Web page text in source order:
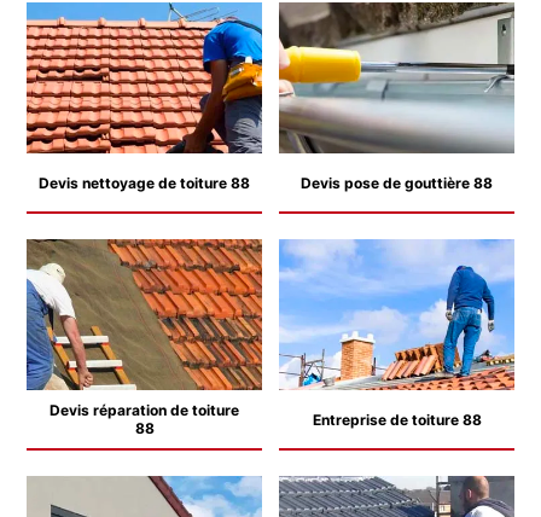
Devis nettoyage de toiture 88 Devis pose de gouttière 88
Devis réparation de toiture
88
Entreprise de toiture 88